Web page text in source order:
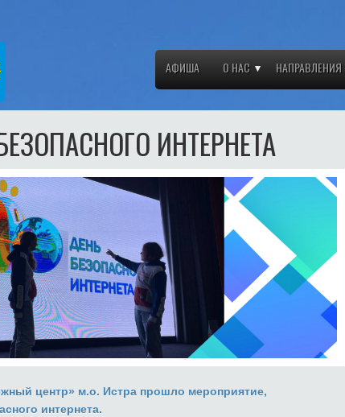
АФИША О НАС НАПРАВЛЕНИЯ
ИНТЕРНЕТА
центр» м.о. Истра прошло мероприятие,
интернета.